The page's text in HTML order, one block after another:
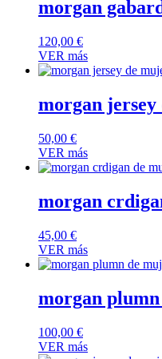
morgan
120,00 €
VER más
morgan
50,00 €
VER más
morgan
45,00 €
VER más
morgan
100,00 €
VER más